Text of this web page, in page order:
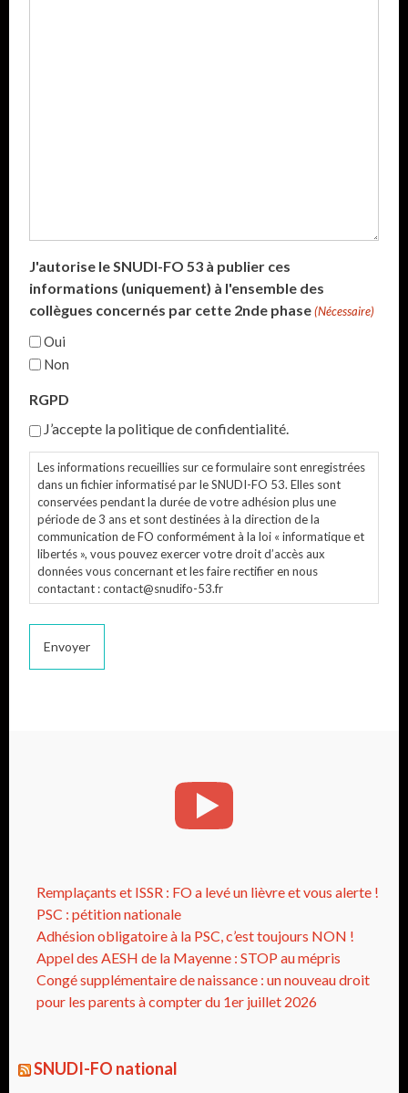
J'autorise le SNUDI-FO 53 à publier ces
informations (uniquement) à l'ensemble des
collègues concernés par cette 2nde phase (Nécessaire)
Oui
Non
RGPD
J’accepte la politique de confidentialité.
Les informations recueillies sur ce formulaire sont enregistrées
dans un fichier informatisé par le SNUDI-FO 53. Elles sont
conservées pendant la durée de votre adhésion plus une
période de 3 ans et sont destinées à la direction de la
communication de FO conformément à la loi « informatique et
libertés », vous pouvez exercer votre droit d’accès aux
données vous concernant et les faire rectifier en nous
contactant : contact@snudifo-53.fr
Remplaçants et ISSR : FO a levé un lièvre et vous alerte !
PSC : pétition nationale
Adhésion obligatoire à la PSC, c’est toujours NON !
Appel des AESH de la Mayenne : STOP au mépris
Congé supplémentaire de naissance : un nouveau droit
pour les parents à compter du 1er juillet 2026
SNUDI-FO national